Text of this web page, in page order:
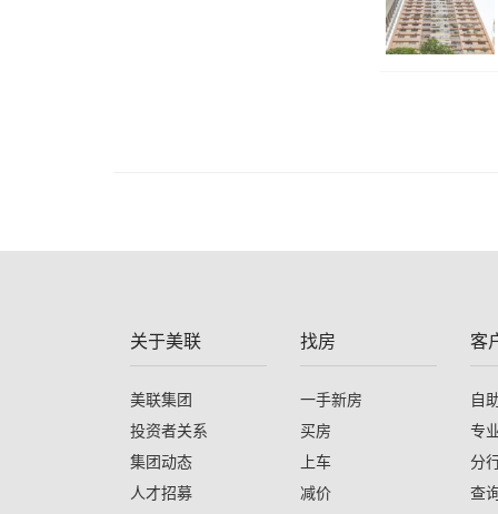
关于美联
美联集团
投资者关系
集团动态
人才招募
找房
一手新房
买房
上车
减价
客
自
专
分
查